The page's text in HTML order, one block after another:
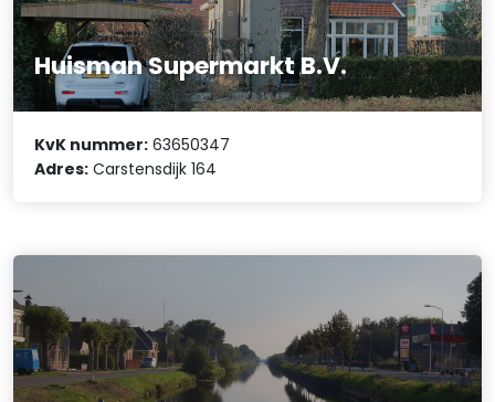
Huisman Supermarkt B.V.
KvK nummer: 63650347
Adres: Carstensdijk 164